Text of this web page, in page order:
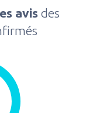
avis des